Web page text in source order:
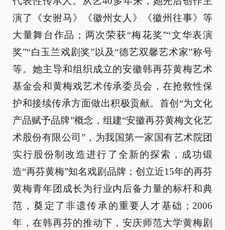
演了《女驸马》《徽州女人》《徽州往事》等
大量舞台作品；两次荣获“梅花奖”“文华表演
奖”“白玉兰戏剧奖”以及“德艺双馨艺术家”称号
等。她主导和组织成立的安徽韩再芬黄梅艺术
基金会和黄梅戏艺术传承委员会，在抢救性保
护和接续传承方面做出积极贡献。首创“为文化
产品赋予品牌”概念，组建“安徽再芬黄梅文化艺
术股份有限公司”，为我国第一家国有艺术院团
实行股份制改造进行了全新的探索，成功锻
造“再芬黄梅”知名戏剧品牌；创立近15年的再芬
黄梅青年团成长为行业内后备力量的标杆和典
范，奠定了非遗传承的重要人才基础；2006
年，在韩再芬的推动下，安庆师范大学黄梅剧